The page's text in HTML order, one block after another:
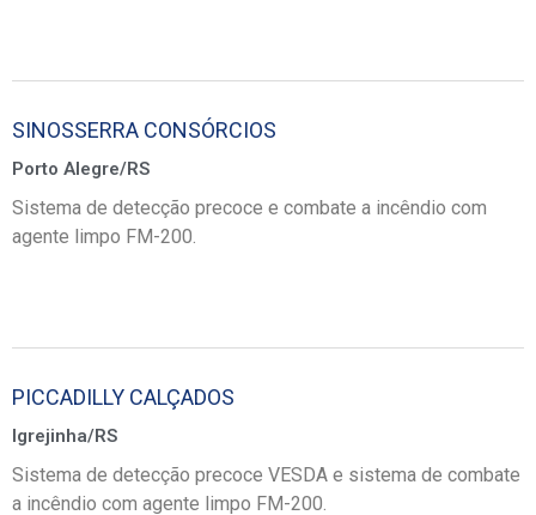
SINOSSERRA CONSÓRCIOS
Porto Alegre/RS
Sistema de detecção precoce e combate a incêndio com
agente limpo FM-200.
PICCADILLY CALÇADOS
Igrejinha/RS
Sistema de detecção precoce VESDA e sistema de combate
a incêndio com agente limpo FM-200.